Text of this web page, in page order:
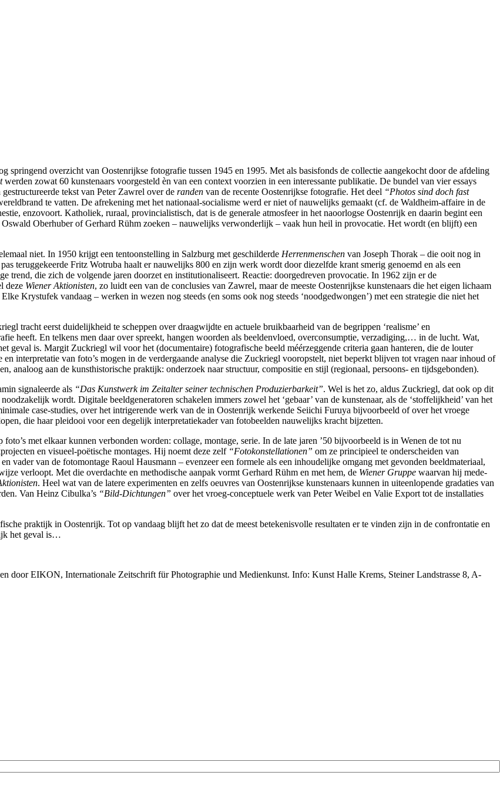
overzicht van Oostenrijkse fotografie tussen 1945 en 1995. Met als basisfonds de collectie aangekocht door de afdeling
werden zowat 60 kunstenaars voorgesteld èn van een context voorzien in een interessante publikatie. De bundel van vier essays
tekst van Peter Zawrel over de randen van de recente Oostenrijkse fotografie. Het deel “Photos sind doch fast
te vatten. De afrekening met het nationaal-socialisme werd er niet of nauwelijks gemaakt (cf. de Waldheim-affaire in de
enzovoort. Katholiek, ruraal, provincialistisch, dat is de generale atmosfeer in het naoorlogse Oostenrijk en daarin begint een
Oswald Oberhuber of Gerhard Rühm zoeken – nauwelijks verwonderlijk – vaak hun heil in provocatie. Het wordt (en blijft) een
niet. In 1950 krijgt een tentoonstelling in Salzburg met geschilderde Herrenmenschen van Joseph Thorak – die ooit nog in
teruggekeerde Fritz Wotruba haalt er nauwelijks 800 en zijn werk wordt door diezelfde krant smerig genoemd en als een
trend, die zich de volgende jaren doorzet en institutionaliseert. Reactie: doorgedreven provocatie. In 1962 zijn er de
deze Wiener Aktionisten, zo luidt een van de conclusies van Zawrel, maar de meeste Oostenrijkse kunstenaars die het eigen lichaam
Krystufek vandaag – werken in wezen nog steeds (en soms ook nog steeds ‘noodgedwongen’) met een strategie die niet het
tracht eerst duidelijkheid te scheppen over draagwijdte en actuele bruikbaarheid van de begrippen ‘realisme’ en
heeft. En telkens men daar over spreekt, hangen woorden als beeldenvloed, overconsumptie, verzadiging,… in de lucht. Wat,
geval is. Margit Zuckriegl wil voor het (documentaire) fotografische beeld méérzeggende criteria gaan hanteren, die de louter
interpretatie van foto’s mogen in de verdergaande analyse die Zuckriegl vooropstelt, niet beperkt blijven tot vragen naar inhoud of
analoog aan de kunsthistorische praktijk: onderzoek naar structuur, compositie en stijl (regionaal, persoons- en tijdsgebonden).
signaleerde als “Das Kunstwerk im Zeitalter seiner technischen Produzierbarkeit”. Wel is het zo, aldus Zuckriegl, dat ook op dit
wordt. Digitale beeldgeneratoren schakelen immers zowel het ‘gebaar’ van de kunstenaar, als de ‘stoffelijkheid’ van het
case-studies, over het intrigerende werk van de in Oostenrijk werkende Seiichi Furuya bijvoorbeeld of over het vroege
die haar pleidooi voor een degelijk interpretatiekader van fotobeelden nauwelijks kracht bijzetten.
met elkaar kunnen verbonden worden: collage, montage, serie. In de late jaren ’50 bijvoorbeeld is in Wenen de tot nu
en visueel-poëtische montages. Hij noemt deze zelf “Fotokonstellationen” om ze principieel te onderscheiden van
vader van de fotomontage Raoul Hausmann – evenzeer een formele als een inhoudelijke omgang met gevonden beeldmateriaal,
verloopt. Met die overdachte en methodische aanpak vormt Gerhard Rühm en met hem, de Wiener Gruppe waarvan hij mede-
. Heel wat van de latere experimenten en zelfs oeuvres van Oostenrijkse kunstenaars kunnen in uiteenlopende gradaties van
Van Heinz Cibulka’s “Bild-Dichtungen” over het vroeg-conceptuele werk van Peter Weibel en Valie Export tot de installaties
praktijk in Oostenrijk. Tot op vandaag blijft het zo dat de meest betekenisvolle resultaten er te vinden zijn in de confrontatie en
het geval is…
door EIKON, Internationale Zeitschrift für Photographie und Medienkunst. Info: Kunst Halle Krems, Steiner Landstrasse 8, A-